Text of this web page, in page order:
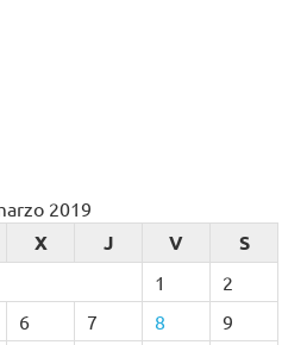
2019
X J V S
1
2
6 7 8
9